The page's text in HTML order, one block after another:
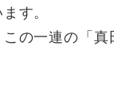
す。
の一連の「